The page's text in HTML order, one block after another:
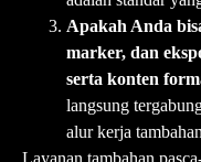
Apakah Anda
marker, dan
serta konten
langsung
alur kerja
Layanan tambahan